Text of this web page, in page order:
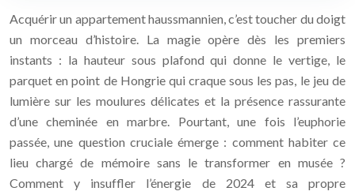
Acquérir un appartement haussmannien, c’est toucher du doigt
un morceau d’histoire. La magie opère dès les premiers
instants : la hauteur sous plafond qui donne le vertige, le
parquet en point de Hongrie qui craque sous les pas, le jeu de
lumière sur les moulures délicates et la présence rassurante
d’une cheminée en marbre. Pourtant, une fois l’euphorie
passée, une question cruciale émerge : comment habiter ce
lieu chargé de mémoire sans le transformer en musée ?
Comment y insuffler l’énergie de 2024 et sa propre